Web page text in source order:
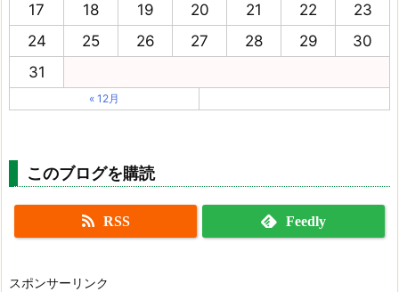
17
18 19 20 21 22
23
24
25 26 27 28 29
30
31
« 12月
このブログを購読
RSS Feedly
スポンサーリンク